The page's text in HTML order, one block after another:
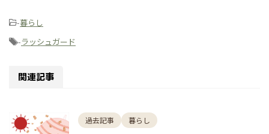
-暮らし
-ラッシュガード
関連記事
過去記事 暮らし